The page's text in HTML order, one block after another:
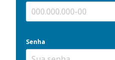
Senha